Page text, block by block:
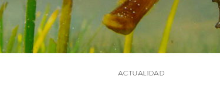
ACTUALIDAD